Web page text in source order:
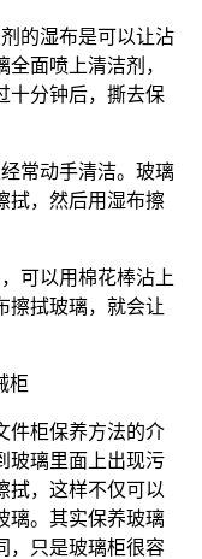
的湿布是可以让沾
面喷上清洁剂，
十分钟后，撕去保
常动手清洁。玻璃
拭，然后用湿布擦
可以用棉花棒沾上
擦拭玻璃，就会让
柜保养方法的介
玻璃里面上出现污
拭，这样不仅可以
璃。其实保养玻璃
，只是玻璃柜很容